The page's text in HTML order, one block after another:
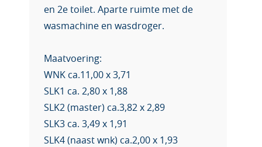
en 2e toilet. Aparte ruimte met de
wasmachine en wasdroger.
Maatvoering:
WNK ca.11,00 x 3,71
SLK1 ca. 2,80 x 1,88
SLK2 (master) ca.3,82 x 2,89
SLK3 ca. 3,49 x 1,91
SLK4 (naast wnk) ca.2,00 x 1,93